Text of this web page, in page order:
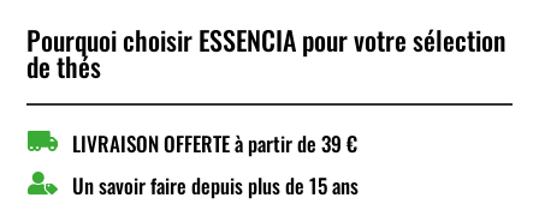
Caravanes
Pourquoi choisir ESSENCIA pour votre sélection
de thés
 LIVRAISON OFFERTE à partir de 39 €
 Un savoir faire depuis plus de 15 ans